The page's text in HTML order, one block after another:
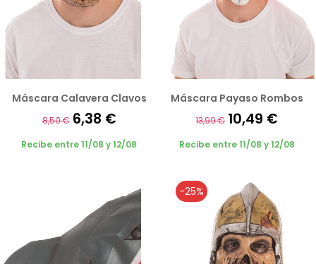
Máscara Calavera Clavos
8,50 € 6,38 €
Recibe entre 11/08 y 12/08
Máscara Payaso Rombos
13,99 € 10,49 €
Recibe entre 11/08 y 12/08
-25%